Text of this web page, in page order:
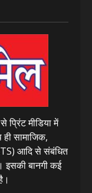
प्रिंट मीडिया में
सामाजिक,
आदि से संबंधित
इसकी बानगी कई